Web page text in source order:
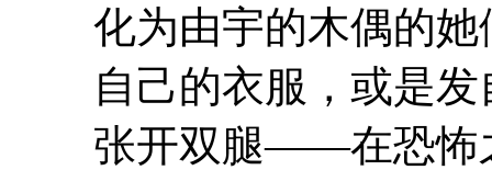
化为由宇的木偶的
自己的衣服，或是
张开双腿——在恐怖